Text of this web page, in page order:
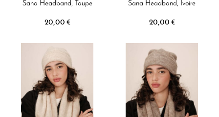
Sana Headband, Taupe
20,00 €
Sana Headband, Ivoire
20,00 €